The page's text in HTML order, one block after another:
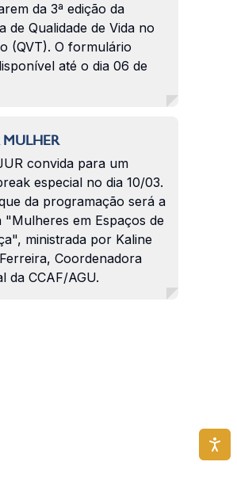
da 3ª edição da
de Qualidade de Vida no
(QVT). O formulário
até o dia 06 de
convida para um
especial no dia 10/03.
da programação será a
"Mulheres em Espaços de
ministrada por Kaline
Coordenadora
da CCAF/AGU.